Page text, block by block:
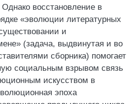
восстановление в
«эволюции литературных
и
(задача, выдвинутая и во
сборника) помогает
социальным взрывом связь
искусством в
эпоха